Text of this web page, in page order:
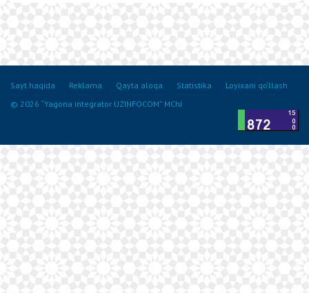
Sayt haqida Reklama Qayta aloqa Statistika
Loyixani qo‘llash
© 2026 “Yagona integrator UZINFOCOM” MChJ